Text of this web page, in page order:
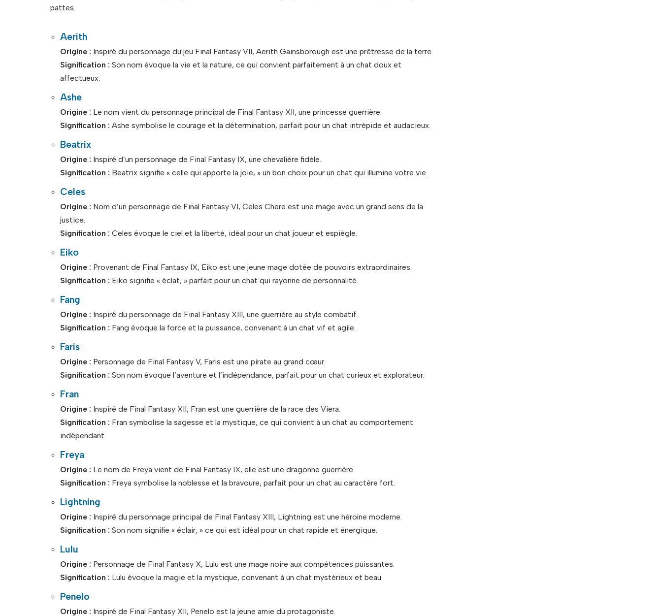
pattes.
Aerith
Origine : Inspiré du personnage du jeu Final Fantasy VII, Aerith Gainsborough est une prêtresse de la terre.
Signification : Son nom évoque la vie et la nature, ce qui convient parfaitement à un chat doux et
affectueux.
Ashe
Origine : Le nom vient du personnage principal de Final Fantasy XII, une princesse guerrière.
Signification : Ashe symbolise le courage et la détermination, parfait pour un chat intrépide et audacieux.
Beatrix
Origine : Inspiré d’un personnage de Final Fantasy IX, une chevalière fidèle.
Signification : Beatrix signifie « celle qui apporte la joie, » un bon choix pour un chat qui illumine votre vie.
Celes
Origine : Nom d’un personnage de Final Fantasy VI, Celes Chere est une mage avec un grand sens de la
justice.
Signification : Celes évoque le ciel et la liberté, idéal pour un chat joueur et espiègle.
Eiko
Origine : Provenant de Final Fantasy IX, Eiko est une jeune mage dotée de pouvoirs extraordinaires.
Signification : Eiko signifie « éclat, » parfait pour un chat qui rayonne de personnalité.
Fang
Origine : Inspiré du personnage de Final Fantasy XIII, une guerrière au style combatif.
Signification : Fang évoque la force et la puissance, convenant à un chat vif et agile.
Faris
Origine : Personnage de Final Fantasy V, Faris est une pirate au grand cœur.
Signification : Son nom évoque l’aventure et l’indépendance, parfait pour un chat curieux et explorateur.
Fran
Origine : Inspiré de Final Fantasy XII, Fran est une guerrière de la race des Viera.
Signification : Fran symbolise la sagesse et la mystique, ce qui convient à un chat au comportement
indépendant.
Freya
Origine : Le nom de Freya vient de Final Fantasy IX, elle est une dragonne guerrière.
Signification : Freya symbolise la noblesse et la bravoure, parfait pour un chat au caractère fort.
Lightning
Origine : Inspiré du personnage principal de Final Fantasy XIII, Lightning est une héroïne moderne.
Signification : Son nom signifie « éclair, » ce qui est idéal pour un chat rapide et énergique.
Lulu
Origine : Personnage de Final Fantasy X, Lulu est une mage noire aux compétences puissantes.
Signification : Lulu évoque la magie et la mystique, convenant à un chat mystérieux et beau.
Penelo
Origine : Inspiré de Final Fantasy XII, Penelo est la jeune amie du protagoniste.